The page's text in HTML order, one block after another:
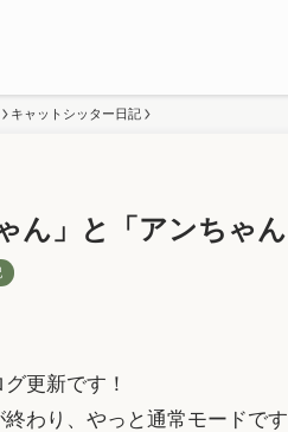
キャットシッター日記
ん」と「アンちゃん
更新です！
わり、やっと通常モードです